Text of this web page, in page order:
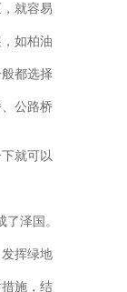
就容易
如柏油
都选择
公路桥
就可以
泽国。
挥绿地
施，结